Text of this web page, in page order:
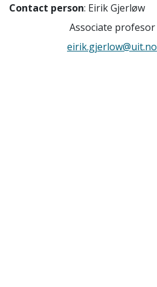
Contact person: Eirik Gjerløw
Associate profesor
eirik.gjerlow@uit.no